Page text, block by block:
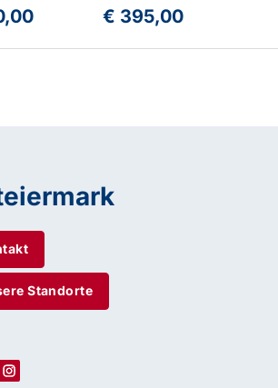
€ 395,00
Standorte